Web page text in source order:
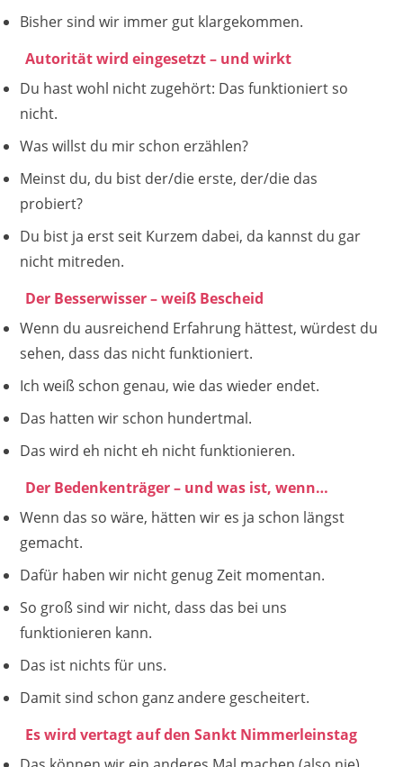
Bisher sind wir immer gut klargekommen.
Autorität wird eingesetzt – und wirkt
Du hast wohl nicht zugehört: Das funktioniert so
nicht.
Was willst du mir schon erzählen?
Meinst du, du bist der/die erste, der/die das
probiert?
Du bist ja erst seit Kurzem dabei, da kannst du gar
nicht mitreden.
Der Besserwisser – weiß Bescheid
Wenn du ausreichend Erfahrung hättest, würdest du
sehen, dass das nicht funktioniert.
Ich weiß schon genau, wie das wieder endet.
Das hatten wir schon hundertmal.
Das wird eh nicht eh nicht funktionieren.
Der Bedenkenträger – und was ist, wenn…
Wenn das so wäre, hätten wir es ja schon längst
gemacht.
Dafür haben wir nicht genug Zeit momentan.
So groß sind wir nicht, dass das bei uns
funktionieren kann.
Das ist nichts für uns.
Damit sind schon ganz andere gescheitert.
Es wird vertagt auf den Sankt Nimmerleinstag